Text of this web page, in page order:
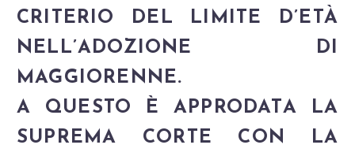
CRITERIO DEL LIMITE D’ETÀ
NELL’ADOZIONE DI
MAGGIORENNE.
A QUESTO È APPRODATA LA
SUPREMA CORTE CON LA